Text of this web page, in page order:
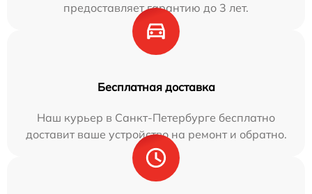
предоставляет гарантию до 3 лет.
Бесплатная доставка
Наш курьер в Санкт-Петербурге бесплатно
доставит ваше устройство на ремонт и обратно.